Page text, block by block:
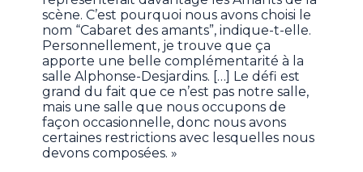
scène. C’est pourquoi nous avons choisi le
nom “Cabaret des amants”, indique-t-elle.
Personnellement, je trouve que ça
apporte une belle complémentarité à la
salle Alphonse-Desjardins. […] Le défi est
grand du fait que ce n’est pas notre salle,
mais une salle que nous occupons de
façon occasionnelle, donc nous avons
certaines restrictions avec lesquelles nous
devons composées. »